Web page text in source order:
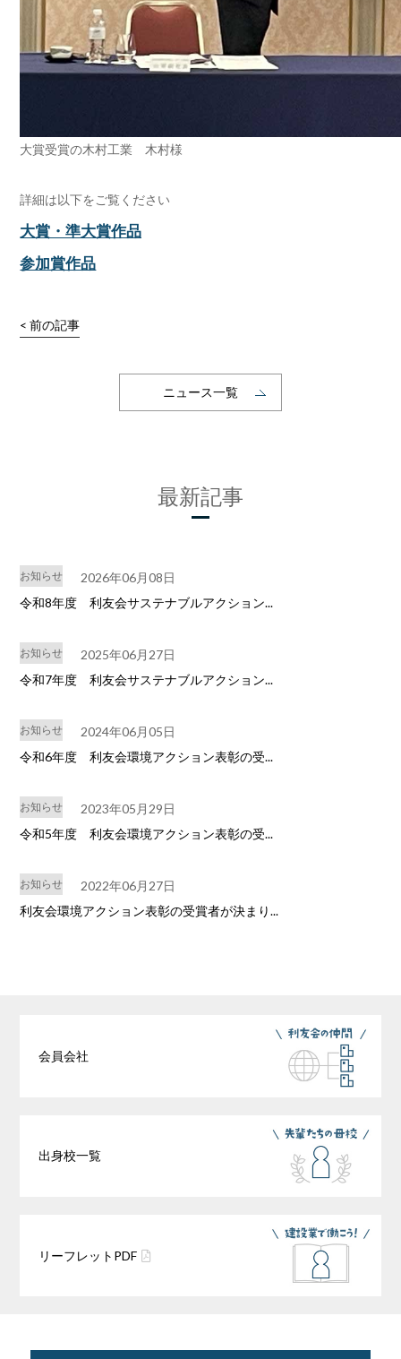
大賞受賞の木村工業 木村様
詳細は以下をご覧ください
大賞・準大賞作品
参加賞作品
< 前の記事
ニュース一覧
最新記事
お知らせ
2026年06月08日
令和8年度 利友会サステナブルアクション...
お知らせ
2025年06月27日
令和7年度 利友会サステナブルアクション...
お知らせ
2024年06月05日
令和6年度 利友会環境アクション表彰の受...
お知らせ
2023年05月29日
令和5年度 利友会環境アクション表彰の受...
お知らせ
2022年06月27日
利友会環境アクション表彰の受賞者が決まり...
会員会社
出身校一覧
リーフレット PDF